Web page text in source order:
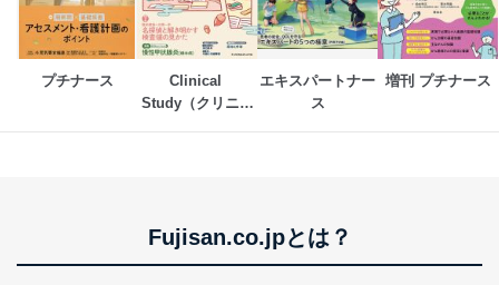
析して、趣味・嗜好に
応じた新商品・サービスに関する
当社にお問合わせ
いただいた方の個
人情報
お問い合わせ対応、トラブル対
処、オペレーター教育など応対品
質向上のため
Aサービス利用者
ため
プチナース
Clinical
Study（クリニカ
エキスパートナー
ス
増刊 プチナース
Fujisan.co.jpとは？